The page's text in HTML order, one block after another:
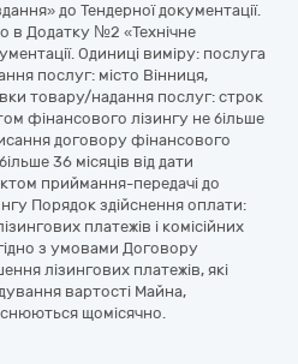
до Тендерної документації.
в Додатку №2 «Технічне
Одиниці виміру: послуга
послуг: місто Вінниця,
товару/надання послуг: строк
фінансового лізингу не більше
договору фінансового
36 місяців від дати
приймання-передачі до
Порядок здійснення оплати:
платежів і комісійних
з умовами Договору
лізингових платежів, які
вартості Майна,
щомісячно.